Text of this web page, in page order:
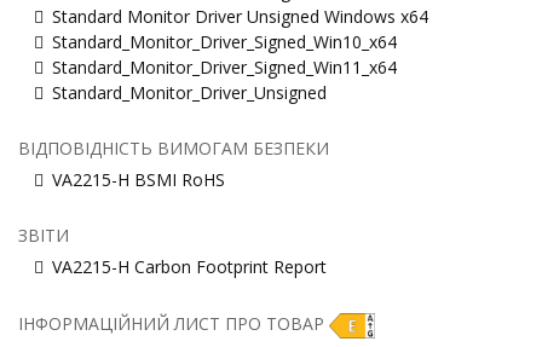
Standard Monitor Driver Unsigned Windows x64
Standard_Monitor_Driver_Signed_Win10_x64
Standard_Monitor_Driver_Signed_Win11_x64
Standard_Monitor_Driver_Unsigned
ВІДПОВІДНІСТЬ ВИМОГАМ БЕЗПЕКИ
VA2215-H BSMI RoHS
ЗВІТИ
VA2215-H Carbon Footprint Report
ІНФОРМАЦІЙНИЙ ЛИСТ ПРО ТОВАР